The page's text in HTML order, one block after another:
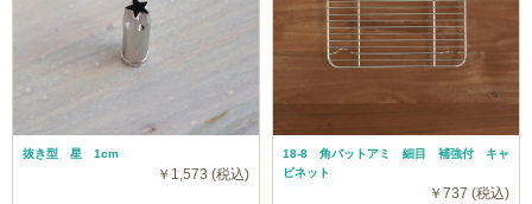
抜き型 星 1cm
￥1,573 (税込)
18-8 角バットアミ 細目 補強付 キャ
ビネット
￥737 (税込)